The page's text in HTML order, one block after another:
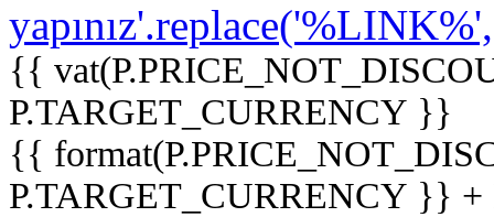
{{
P.TARGET_CURRENCY }}
{{
P.TARGET_CURRENCY }}